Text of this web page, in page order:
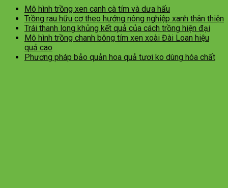
Mô hình trồng xen canh cà tím và dưa hấu
Trồng rau hữu cơ theo hướng nông nghiệp xanh thân thiện
Trái thanh long khủng kết quả của cách trồng hiện đại
Mô hình trồng chanh bông tím xen xoài Đài Loan hiệu
quả cao
Phương pháp bảo quản hoa quả tươi ko dùng hóa chất